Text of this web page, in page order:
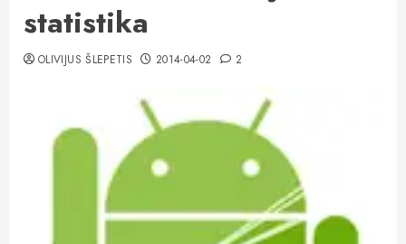
statistika
OLIVIJUS ŠLEPETIS 2014-04-02 2